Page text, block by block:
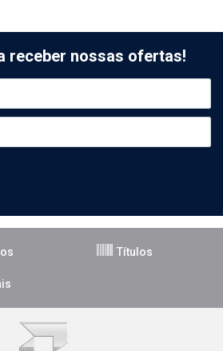
receber nossas ofertas!
Títulos